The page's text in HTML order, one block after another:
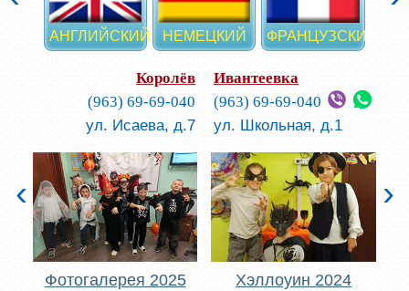
АНГЛИЙСКИЙ НЕМЕЦКИЙ ФРАНЦУЗСКИЙ
Королёв
(963) 69-69-040
ул. Исаева, д.7
Ивантеевка
(963) 69-69-040
ул. Школьная, д.1
Фотогалерея 2025 Хэллоуин 2024
‹ ›